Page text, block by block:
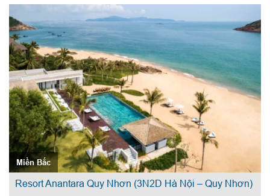
Miền Bắc
Resort Anantara Quy Nhơn (3N2D Hà Nội – Quy Nhơn)